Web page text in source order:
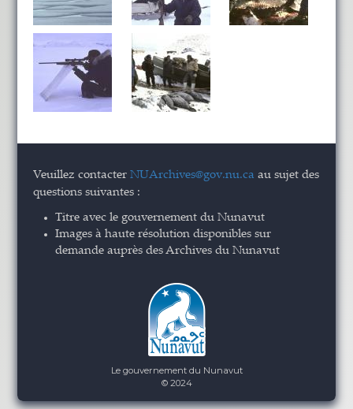
Veuillez contacterNUArchives@gov.nu.ca au sujet des
questions suivantes :
Titre avec le gouvernement du Nunavut
Images à haute résolution disponibles sur
demande auprès des Archives du Nunavut
Le gouvernement du Nunavut
© 2024